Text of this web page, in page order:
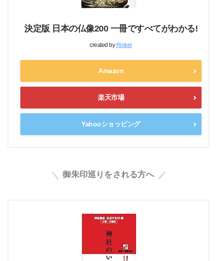
決定版 日本の仏像200 一冊ですべてがわかる!
created by Rinker
Amazon
楽天市場
Yahooショッピング
御朱印巡りをされる方へ